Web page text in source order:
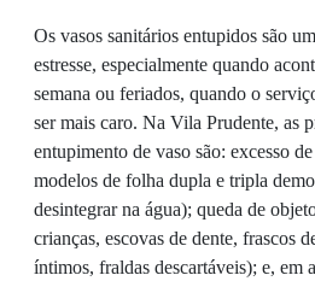
Os vasos sanitários entupidos são
estresse, especialmente quando
semana ou feriados, quando o
ser mais caro. Na Vila Prudente, as
entupimento de vaso são: excesso
modelos de folha dupla e tripla
desintegrar na água); queda de
crianças, escovas de dente, frascos
íntimos, fraldas descartáveis); e, em